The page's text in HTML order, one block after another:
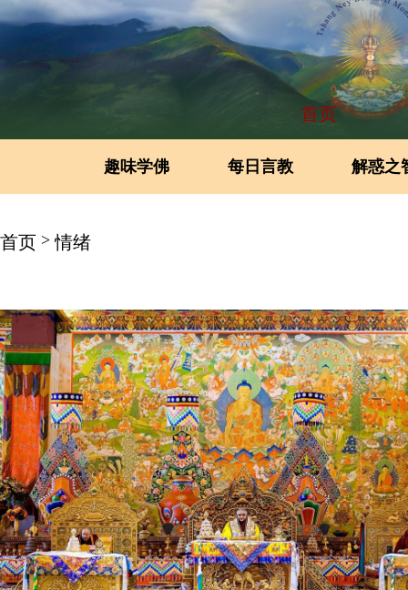
首页
趣味学佛 每日言教 解惑之
首页 > 情绪